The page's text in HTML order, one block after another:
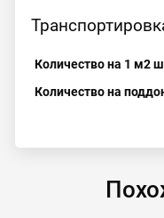
Количество на 1 м2
Количество на